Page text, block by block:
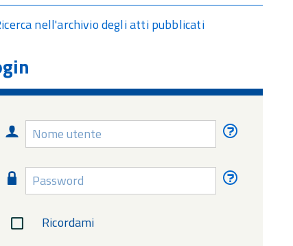
nell'archivio degli atti pubblicati
Nome
utente
Nome
utente
Password
Password
Ricordami